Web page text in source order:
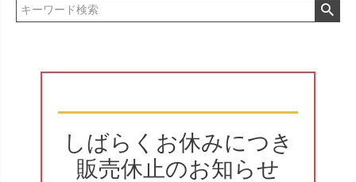
しばらくお休みにつき
販売休止のお知らせ